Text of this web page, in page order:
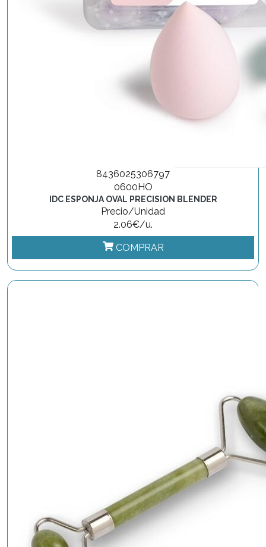
8436025306797
0600HO
IDC ESPONJA OVAL PRECISION BLENDER
Precio/Unidad
2.06€/u.
COMPRAR